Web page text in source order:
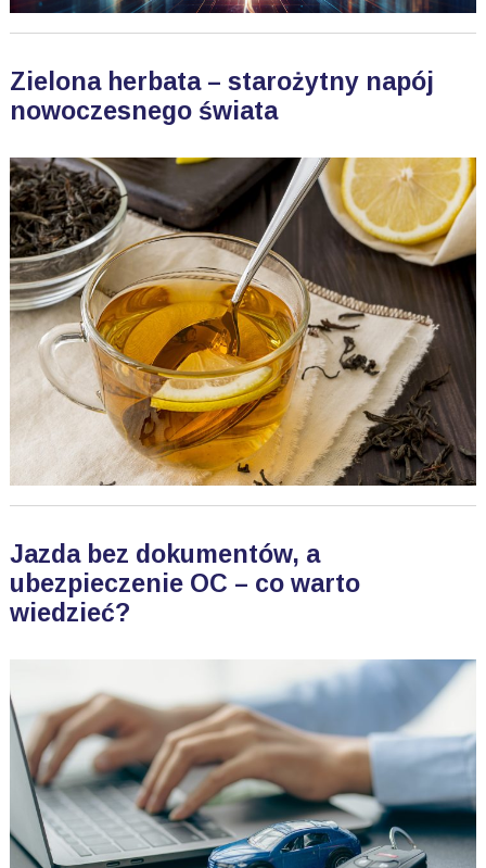
Zielona herbata – starożytny napój
nowoczesnego świata
Jazda bez dokumentów, a
ubezpieczenie OC – co warto
wiedzieć?